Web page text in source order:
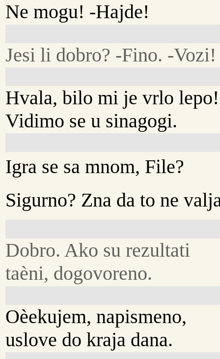
Ne mogu! -Hajde!
Jesi li dobro? -Fino. -Vozi!
Hvala, bilo mi je vrlo lepo!
Vidimo se u sinagogi.
Igra se sa mnom, File?
Sigurno? Zna da to ne
Dobro. Ako su rezultati
taèni, dogovoreno.
Oèekujem, napismeno,
uslove do kraja dana.